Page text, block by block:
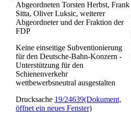
Abgeordneten Torsten Herbst, Frank
Sitta, Oliver Luksic, weiterer
Abgeordneter und der Fraktion der
FDP
Keine einseitige Subventionierung
für den Deutsche-Bahn-Konzern -
Unterstützung für den
Schienenverkehr
wettbewerbsneutral ausgestalten
Drucksache 19/24639(Dokument,
öffnet ein neues Fenster)